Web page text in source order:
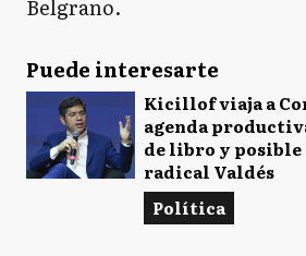
Belgrano.
Puede interesarte
Kicillof viaja a
agenda
de libro y
radical Valdés
Política